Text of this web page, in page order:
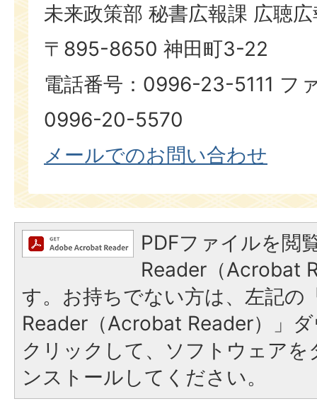
未来政策部 秘書広報課 広聴
〒895-8650 神田町3-22
電話番号：0996-23-5111 フ
0996-20-5570
メールでのお問い合わせ
PDFファイルを閲
Reader（Acrobat
す。お持ちでない方は、左記の
Reader（Acrobat Reader）」
クリックして、ソフトウェア
ンストールしてください。